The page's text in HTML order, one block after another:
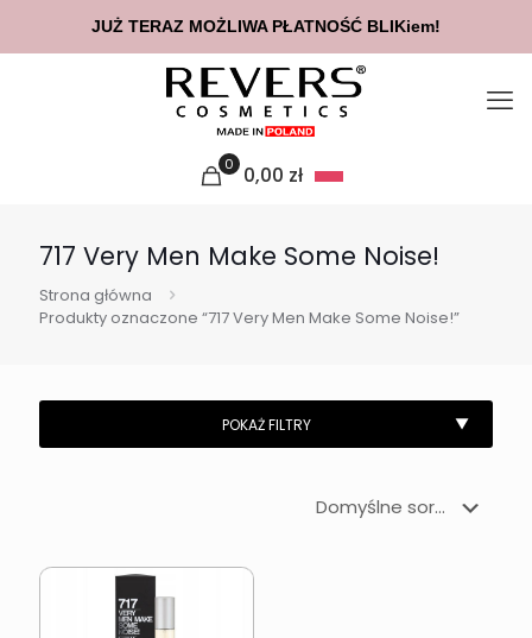
0 0,00 zł
717 Very Men Make Some Noise!
Strona główna
Produkty oznaczone “717 Very Men Make Some Noise!”
JUŻ TERAZ MOŻLIWA PŁATNOŚĆ BLIKiem!